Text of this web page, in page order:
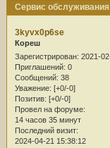
Сервис обслуживания
3kyvx0p6se
Кореш
Зарегистрирован: 2021-
Приглашений: 0
Сообщений: 38
Уважение: [+0/-0]
Позитив: [+0/-0]
Провел на форуме:
14 часов 35 минут
Последний визит:
2024-04-21 15:38:12